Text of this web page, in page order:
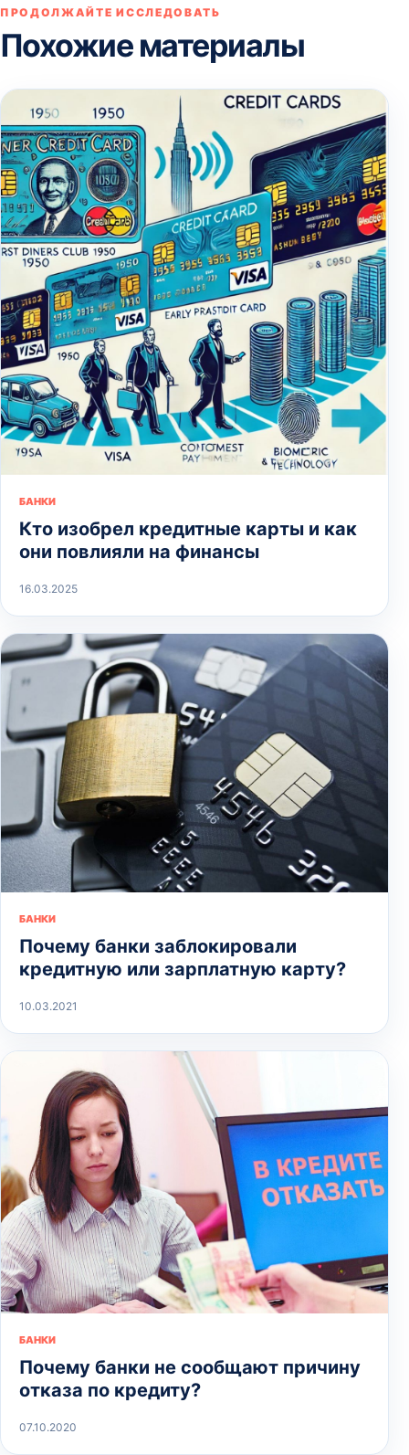
ПРОДОЛЖАЙТЕ ИССЛЕДОВАТЬ
Похожие материалы
БАНКИ
Кто изобрел кредитные карты и как
они повлияли на финансы
16.03.2025
БАНКИ
Почему банки заблокировали
кредитную или зарплатную карту?
10.03.2021
БАНКИ
Почему банки не сообщают причину
отказа по кредиту?
07.10.2020